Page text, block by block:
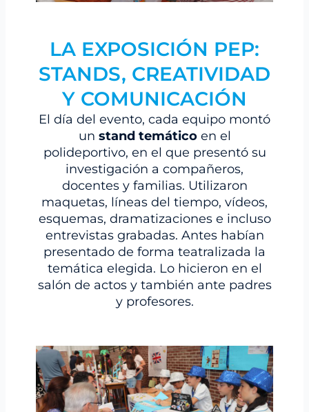
LA EXPOSICIÓN PEP:
STANDS, CREATIVIDAD
Y COMUNICACIÓN
El día del evento, cada equipo montó
un stand temáticoen el
polideportivo, en el que presentó su
investigación a compañeros,
docentes y familias. Utilizaron
maquetas, líneas del tiempo, vídeos,
esquemas, dramatizaciones e incluso
entrevistas grabadas. Antes habían
presentado de forma teatralizada la
temática elegida. Lo hicieron en el
salón de actos y también ante padres
y profesores.